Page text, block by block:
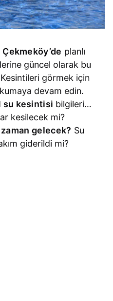
planlı
güncel olarak bu
görmek için
devam edin.
su kesintisi bilgileri…
kesilecek mi?
gelecek? Su
giderildi mi?